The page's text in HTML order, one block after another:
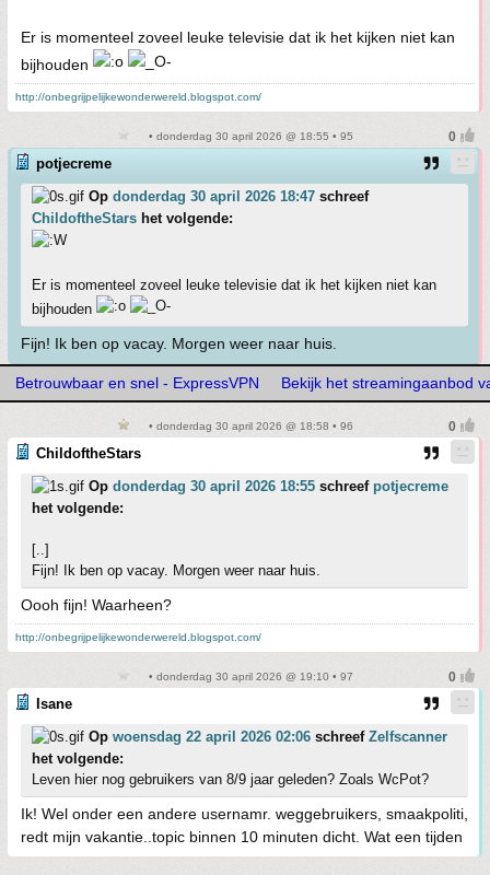
Er is momenteel zoveel leuke televisie dat ik het kijken niet kan
bijhouden
http://onbegrijpelijkewonderwereld.blogspot.com/
• donderdag 30 april 2026 @ 18:55 • 95
potjecreme
Op donderdag 30 april 2026 18:47 schreef
ChildoftheStars het volgende:
Er is momenteel zoveel leuke televisie dat ik het kijken niet kan
bijhouden
Fijn! Ik ben op vacay. Morgen weer naar huis.
Betrouwbaar en snel - ExpressVPN Bekijk het streamingaanbod
• donderdag 30 april 2026 @ 18:58 • 96
ChildoftheStars
Op donderdag 30 april 2026 18:55 schreef potjecreme
het volgende:
[..]
Fijn! Ik ben op vacay. Morgen weer naar huis.
Oooh fijn! Waarheen?
http://onbegrijpelijkewonderwereld.blogspot.com/
• donderdag 30 april 2026 @ 19:10 • 97
Isane
Op woensdag 22 april 2026 02:06 schreef Zelfscanner
het volgende:
Leven hier nog gebruikers van 8/9 jaar geleden? Zoals WcPot?
Ik! Wel onder een andere usernamr. weggebruikers, smaakpoliti,
redt mijn vakantie..topic binnen 10 minuten dicht. Wat een tijden